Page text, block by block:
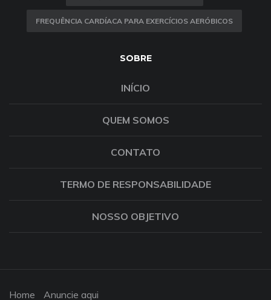
FREQUÊNCIA CARDÍACA PARA EXERCÍCIOS AERÓBICOS
SOBRE
INÍCIO
QUEM SOMOS
CONTATO
TERMO DE RESPONSABILIDADE
NOSSO OBJETIVO
Home Anuncie aqui